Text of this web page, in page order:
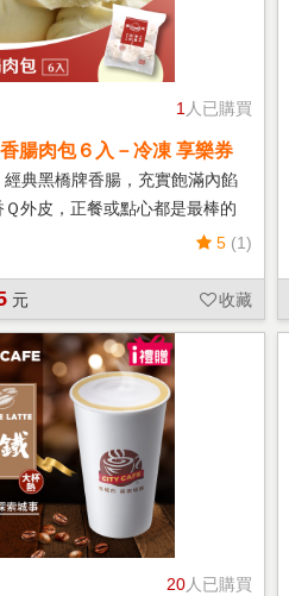
1 人已購買
腸肉包６入－冷凍 享樂券
典黑橋牌香腸，充實飽滿內餡
外皮，正餐或點心都是最棒的
5 (1)
元 收藏
20人已購買